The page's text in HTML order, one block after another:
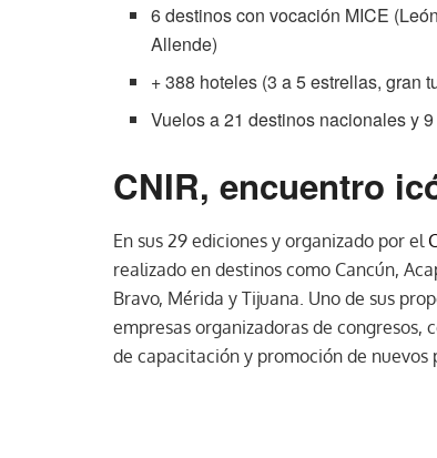
6 destinos con vocación MICE
Allende)
+ 388 hoteles (3 a 5 estrellas, gran
Vuelos a 21 destinos nacionales y
CNIR, encuentro
En sus 29 ediciones y organizado por el
realizado en destinos como Cancún,
Bravo, Mérida y Tijuana. Uno de sus
empresas organizadoras de congresos,
de capacitación y promoción de